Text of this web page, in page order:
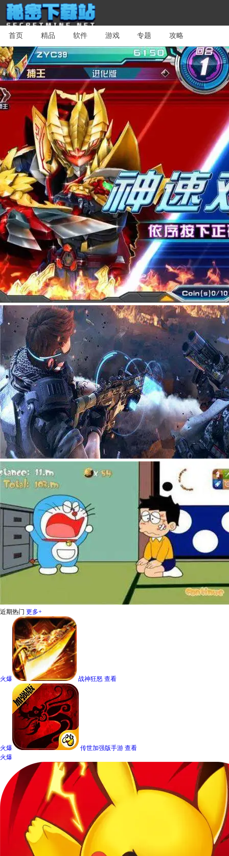
首页 精品 软件 游戏 专题 攻略
近期热门 更多+
火爆 战神狂怒 查看
火爆 传世加强版手游 查看
火爆